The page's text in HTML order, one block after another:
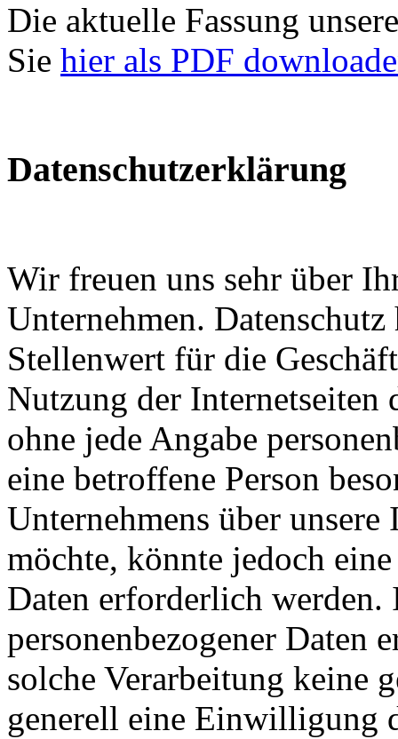
Die aktuelle Fassung
Sie hier als PDF
Datenschutzerklärung
Wir freuen uns sehr über
Unternehmen.
Stellenwert für die
Nutzung der
ohne jede Angabe
eine betroffene Person
Unternehmens über
möchte, könnte jedoch
Daten erforderlich werden.
personenbezogener Daten
solche Verarbeitung keine
generell eine Einwilligung